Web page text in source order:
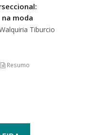
moda
Tiburcio
Resumo